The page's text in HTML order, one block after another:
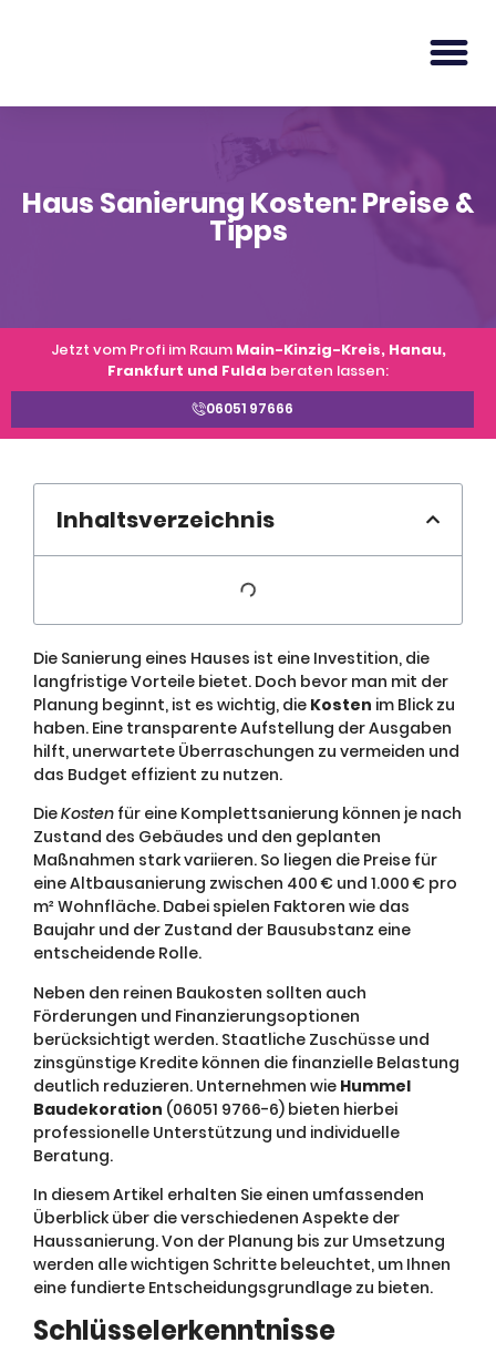
Haus Sanierung Kosten: Preise &
Tipps
Jetzt vom Profi im Raum Main-Kinzig-Kreis, Hanau,
Frankfurt und Fulda beraten lassen:
06051 97666
Inhaltsverzeichnis
Die Sanierung eines Hauses ist eine Investition, die
langfristige Vorteile bietet. Doch bevor man mit der
Planung beginnt, ist es wichtig, die Kosten im Blick zu
haben. Eine transparente Aufstellung der Ausgaben
hilft, unerwartete Überraschungen zu vermeiden und
das Budget effizient zu nutzen.
DieKosten für eine Komplettsanierung können je nach
Zustand des Gebäudes und den geplanten
Maßnahmen stark variieren. So liegen die Preise für
eine Altbausanierung zwischen 400 € und 1.000 € pro
m² Wohnfläche. Dabei spielen Faktoren wie das
Baujahr und der Zustand der Bausubstanz eine
entscheidende Rolle.
Neben den reinen Baukosten sollten auch
Förderungen und Finanzierungsoptionen
berücksichtigt werden. Staatliche Zuschüsse und
zinsgünstige Kredite können die finanzielle Belastung
deutlich reduzieren. Unternehmen wie Hummel
Baudekoration (06051 9766-6) bieten hierbei
professionelle Unterstützung und individuelle
Beratung.
In diesem Artikel erhalten Sie einen umfassenden
Überblick über die verschiedenen Aspekte der
Haussanierung. Von der Planung bis zur Umsetzung
werden alle wichtigen Schritte beleuchtet, um Ihnen
eine fundierte Entscheidungsgrundlage zu bieten.
Schlüsselerkenntnisse